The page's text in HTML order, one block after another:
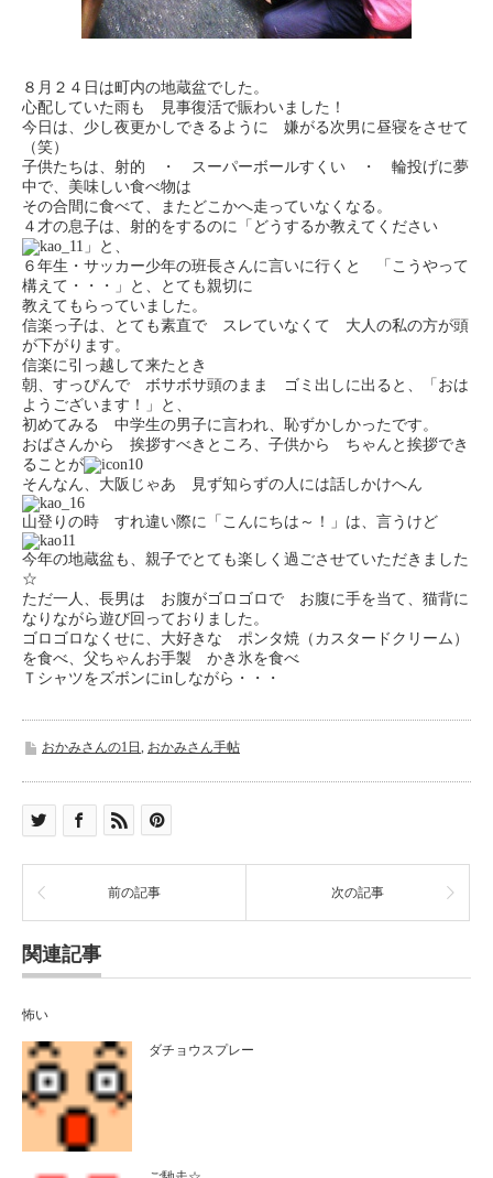
８月２４日は町内の地蔵盆でした。
心配していた雨も 見事復活で賑わいました！
今日は、少し夜更かしできるように 嫌がる次男に昼寝をさせて
（笑）
子供たちは、射的 ・ スーパーボールすくい ・ 輪投げに夢
中で、美味しい食べ物は
その合間に食べて、またどこかへ走っていなくなる。
４才の息子は、射的をするのに「どうするか教えてください
」と、
６年生・サッカー少年の班長さんに言いに行くと 「こうやって
構えて・・・」と、とても親切に
教えてもらっていました。
信楽っ子は、とても素直で スレていなくて 大人の私の方が頭
が下がります。
信楽に引っ越して来たとき
朝、すっぴんで ボサボサ頭のまま ゴミ出しに出ると、「おは
ようございます！」と、
初めてみる 中学生の男子に言われ、恥ずかしかったです。
おばさんから 挨拶すべきところ、子供から ちゃんと挨拶でき
ることが
そんなん、大阪じゃあ 見ず知らずの人には話しかけへん
山登りの時 すれ違い際に「こんにちは～！」は、言うけど
今年の地蔵盆も、親子でとても楽しく過ごさせていただきました
☆
ただ一人、長男は お腹がゴロゴロで お腹に手を当て、猫背に
なりながら遊び回っておりました。
ゴロゴロなくせに、大好きな ポンタ焼（カスタードクリーム）
を食べ、父ちゃんお手製 かき氷を食べ
Ｔシャツをズボンにinしながら・・・
おかみさんの1日 , おかみさん手帖
前の記事 次の記事
関連記事
怖い
ダチョウスプレー